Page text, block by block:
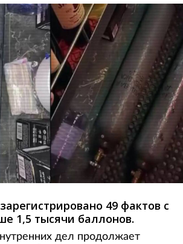
49 фактов с
1,5 тысячи баллонов.
дел продолжает